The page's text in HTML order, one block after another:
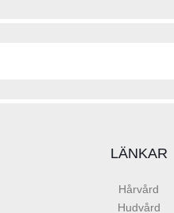
LÄNKAR
Hårvård
Hudvård